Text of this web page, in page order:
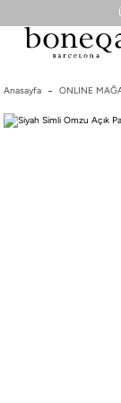
2000 TL
2000 TL
Anasayfa ONLINE
25/26 SONBAHAR-